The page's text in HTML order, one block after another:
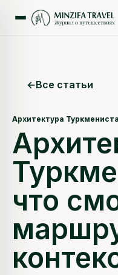
←Все статьи
Архитектура
что